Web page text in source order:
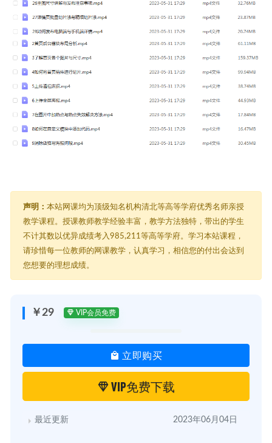
声明： 本站网课均为顶级知名机构清北等高等学府优秀名师亲授
教学课程。授课教师教学经验丰富，教学方法独特，带出的学生
不计其数以优异成绩考入985,211等高等学府。学习本站课程，
请珍惜每一位教师的网课教学，认真学习，相信您的付出会达到
您想要的理想成绩。
￥29 VIP会员免费
立即购买
VIP免费下载
最近更新 2023年06月04日